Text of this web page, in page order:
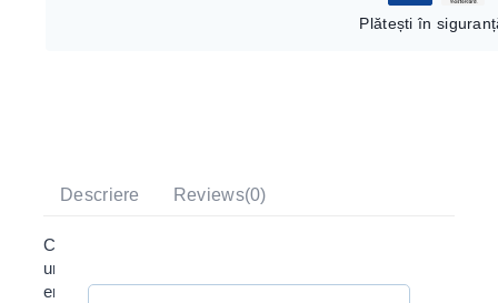
Plătești în
Descriere Reviews(0)
Ce ai putea face când îți găsești pasiunea sub forma
unui pin? Îți spunem noi. Să împarți cu ceilalți din
entuziasmul ce îl simți până în măduva oaselor și